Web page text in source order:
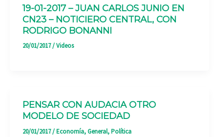
19-01-2017 – JUAN CARLOS JUNIO EN
CN23 – NOTICIERO CENTRAL, CON
RODRIGO BONANNI
20/01/2017/Videos
PENSAR CON AUDACIA OTRO
MODELO DE SOCIEDAD
20/01/2017/Economía,General,Política